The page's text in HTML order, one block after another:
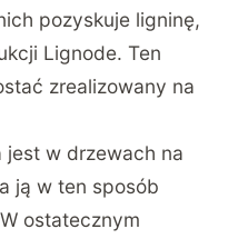
pozyskuje ligninę,
Lignode. Ten
zrealizowany na
jest w drzewach na
ją w ten sposób
ostatecznym